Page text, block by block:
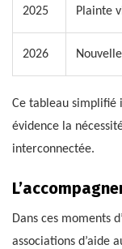
2025 Plainte
2026
Ce tableau simplifié
évidence la
interconnectée.
Dans ces moments
associations d’aide